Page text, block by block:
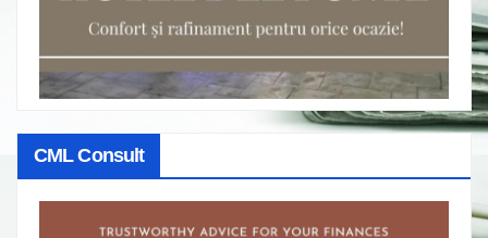
CML Consult